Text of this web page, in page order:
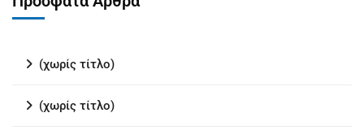
(χωρίς τίτλο)
(χωρίς τίτλο)